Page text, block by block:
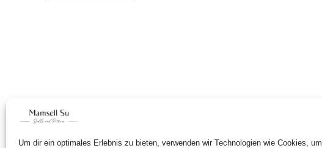
Um dir ein optimales Erlebnis zu bieten, verwenden wir Technologien wie Cookies, um